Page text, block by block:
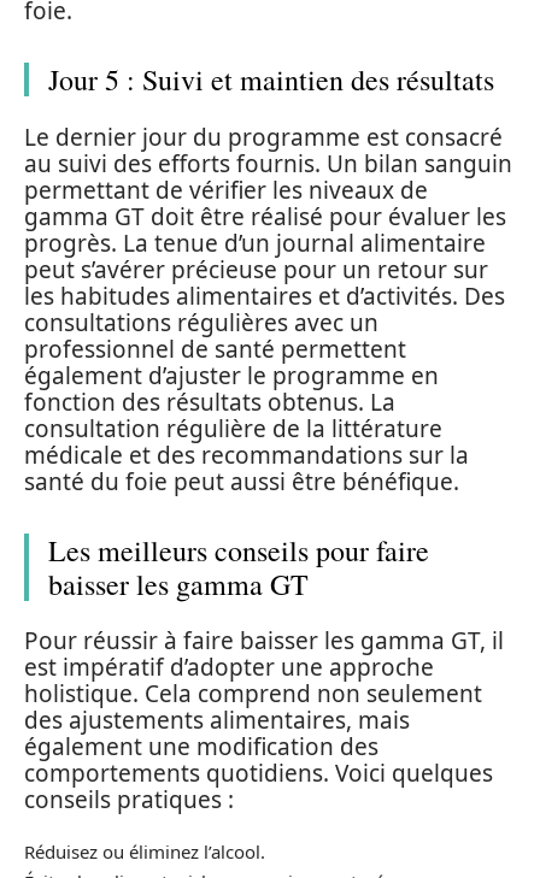
foie.
Jour 5 : Suivi et maintien des résultats
Le dernier jour du programme est consacré
au suivi des efforts fournis. Un bilan sanguin
permettant de vérifier les niveaux de
gamma GT doit être réalisé pour évaluer les
progrès. La tenue d’un journal alimentaire
peut s’avérer précieuse pour un retour sur
les habitudes alimentaires et d’activités. Des
consultations régulières avec un
professionnel de santé permettent
également d’ajuster le programme en
fonction des résultats obtenus. La
consultation régulière de la littérature
médicale et des recommandations sur la
santé du foie peut aussi être bénéfique.
Les meilleurs conseils pour faire
baisser les gamma GT
Pour réussir à faire baisser les gamma GT, il
est impératif d’adopter une approche
holistique. Cela comprend non seulement
des ajustements alimentaires, mais
également une modification des
comportements quotidiens. Voici quelques
conseils pratiques :
Réduisez ou éliminez l’alcool.